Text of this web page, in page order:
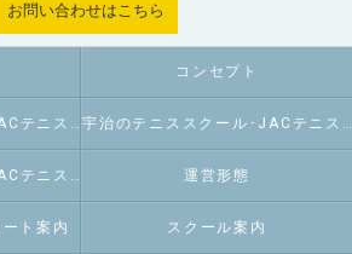
お問い合わせはこちら
コンセプト
宇治のテニススクール･JACテニスパーク炭山の口コミ情報 宇治のテニススクール･JACテニスパーク炭山の評判
宇治のテニススクール･JACテニスパーク炭山のお客様の声 運営形態
ト案内 スクール案内